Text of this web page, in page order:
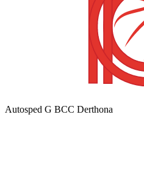
Autosped G BCC Derthona